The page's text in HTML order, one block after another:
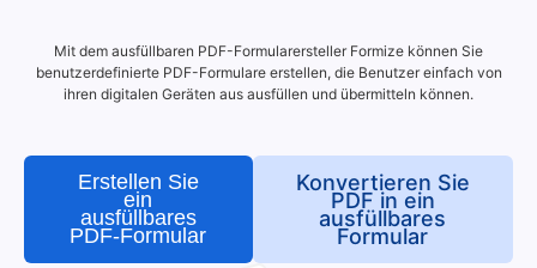
Mit dem ausfüllbaren PDF-Formularersteller Formize können Sie
benutzerdefinierte PDF-Formulare erstellen, die Benutzer einfach von
ihren digitalen Geräten aus ausfüllen und übermitteln können.
Erstellen Sie
ein
ausfüllbares
PDF-Formular
Konvertieren Sie
PDF in ein
ausfüllbares
Formular